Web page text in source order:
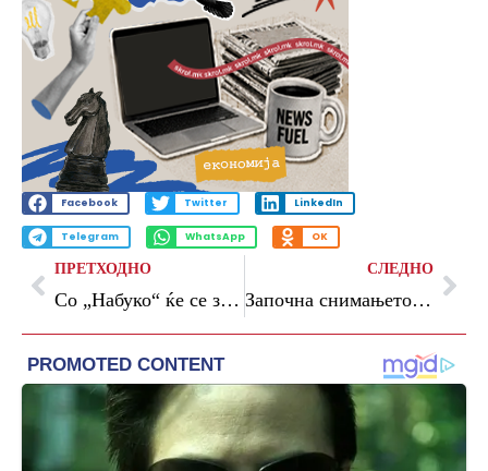
Facebook Twitter LinkedIn
Telegram WhatsApp OK
ПРЕТХОДНО
Со „Набуко“ ќе се затворат Мајските оперски вечери, изведбата посветена на Ристе Велков кој загина во кобната сообраќајка
СЛЕДНО
Започна снимањето на дебитантскиот долгометражен игран филм „Пролетно чистење“